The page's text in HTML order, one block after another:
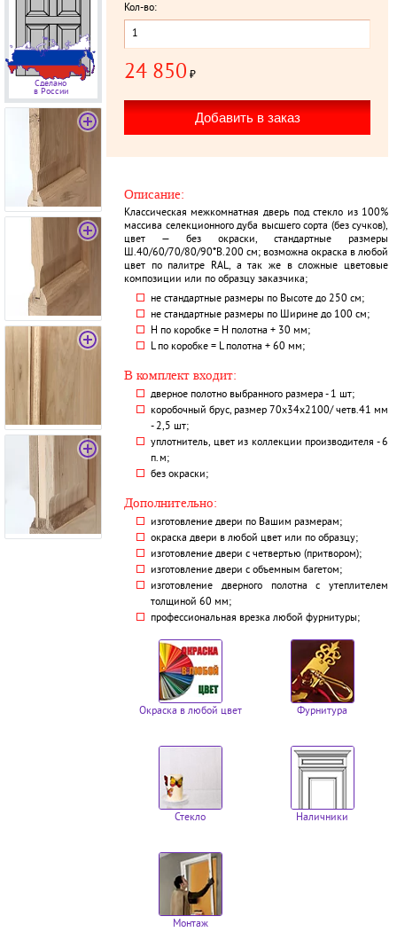
Сделано
в России
Кол-во:
24 850 ₽
Описание:
Классическая межкомнатная дверь под стекло из 100%
массива селекционного дуба высшего сорта (без сучков),
цвет — без окраски, стандартные размеры
Ш.40/60/70/80/90*В.200 см; возможна окраска в любой
цвет по палитре RAL, а так же в сложные цветовые
композиции или по образцу заказчика;
не стандартные размеры по Высоте до 250 см;
не стандартные размеры по Ширине до 100 см;
H по коробке = Н полотна + 30 мм;
L по коробке = L полотна + 60 мм;
В комплект входит:
дверное полотно выбранного размера - 1 шт;
коробочный брус, размер 70х34х2100/ четв.41 мм
- 2,5 шт;
уплотнитель, цвет из коллекции производителя - 6
п.м;
без окраски;
Дополнительно:
изготовление двери по Вашим размерам;
окраска двери в любой цвет или по образцу;
изготовление двери с четвертью (притвором);
изготовление двери с объемным багетом;
изготовление дверного полотна с утеплителем
толщиной 60 мм;
профессиональная врезка любой фурнитуры;
Окраска в любой цвет Фурнитура
Стекло Наличники
Монтаж